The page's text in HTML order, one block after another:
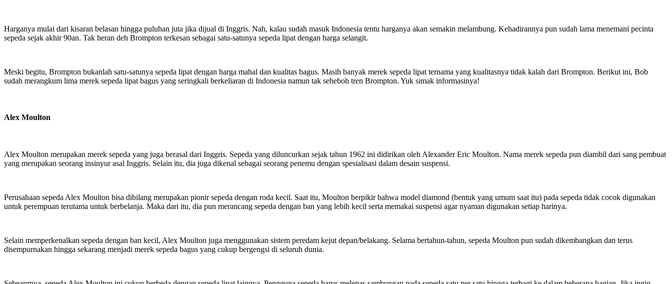
Harganya mulai dari kisaran belasan hingga puluhan juta jika dijual di Inggris. Nah, kalau sudah masuk Indonesia tentu harganya akan semakin melambung. Kehadirannya pun sudah lama menemani pecinta
sepeda sejak akhir 90an. Tak heran deh Brompton terkesan sebagai satu-satunya sepeda lipat dengan harga selangit.
Meski begitu, Brompton bukanlah satu-satunya sepeda lipat dengan harga mahal dan kualitas bagus. Masih banyak merek sepeda lipat ternama yang kualitasnya tidak kalah dari Brompton. Berikut ini, Bob
sudah merangkum lima merek sepeda lipat bagus yang seringkali berkeliaran di Indonesia namun tak seheboh tren Brompton. Yuk simak informasinya!
Alex Moulton
Alex Moulton merupakan merek sepeda yang juga berasal dari Inggris. Sepeda yang diluncurkan sejak tahun 1962 ini didirikan oleh Alexander Eric Moulton. Nama merek sepeda pun diambil dari sang pembuat
yang merupakan seorang insinyur asal Inggris. Selain itu, dia juga dikenal sebagai seorang penemu dengan spesialisasi dalam desain suspensi.
Perusahaan sepeda Alex Moulton bisa dibilang merupakan pionir sepeda dengan roda kecil. Saat itu, Moulton berpikir bahwa model diamond (bentuk yang umum saat itu) pada sepeda tidak cocok digunakan
untuk perempuan terutama untuk berbelanja. Maka dari itu, dia pun merancang sepeda dengan ban yang lebih kecil serta memakai suspensi agar nyaman digunakan setiap harinya.
Selain memperkenalkan sepeda dengan ban kecil, Alex Moulton juga menggunakan sistem peredam kejut depan/belakang. Selama bertahun-tahun, sepeda Moulton pun sudah dikembangkan dan terus
disempurnakan hingga sekarang menjadi merek sepeda bagus yang cukup bergengsi di seluruh dunia.